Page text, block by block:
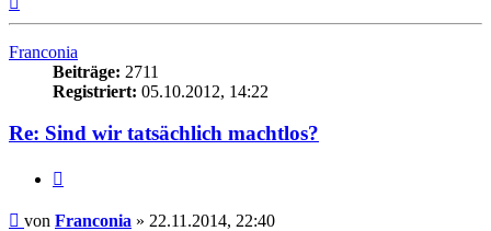
Franconia
Beiträge: 2711
Registriert: 05.10.2012, 14:22
Re: Sind wir tatsächlich machtlos?
Beitrag
von Franconia » 22.11.2014, 22:40